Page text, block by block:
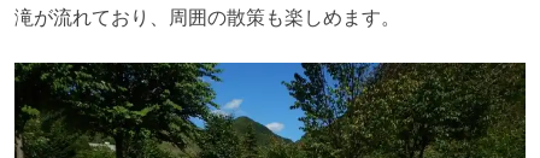
滝が流れており、周囲の散策も楽しめます。